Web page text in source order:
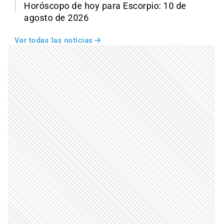
Horóscopo de hoy para Escorpio: 10 de
agosto de 2026
Ver todas las noticias